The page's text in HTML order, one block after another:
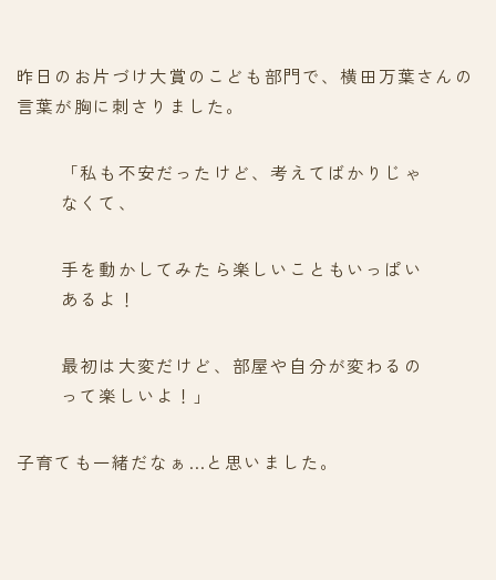
昨日のお片づけ大賞のこども部門で、横田万葉さんの
言葉が胸に刺さりました。
「私も不安だったけど、考えてばかりじゃ
なくて、
手を動かしてみたら楽しいこともいっぱい
あるよ！
最初は大変だけど、部屋や自分が変わるの
って楽しいよ！」
子育ても一緒だなぁ…と思いました。